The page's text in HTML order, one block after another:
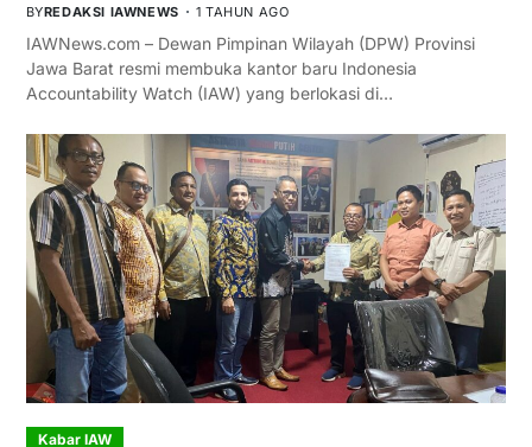
BYREDAKSI IAWNEWS 1 TAHUN AGO
IAWNews.com – Dewan Pimpinan Wilayah (DPW) Provinsi
Jawa Barat resmi membuka kantor baru Indonesia
Accountability Watch (IAW) yang berlokasi di…
Kabar IAW